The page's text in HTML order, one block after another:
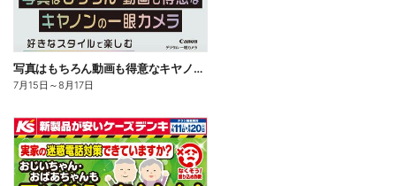
写真はもちろん動画も得意なキヤノンの一眼カメラ
7月15日 ～8月17日